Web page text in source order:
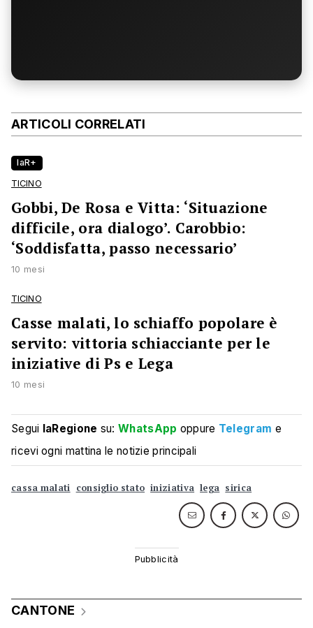
ARTICOLI CORRELATI
laR+
TICINO
Gobbi, De Rosa e Vitta: ‘Situazione
difficile, ora dialogo’. Carobbio:
‘Soddisfatta, passo necessario’
10 mesi
TICINO
Casse malati, lo schiaffo popolare è
servito: vittoria schiacciante per le
iniziative di Ps e Lega
10 mesi
Segui laRegione su:WhatsApp oppure Telegram e
ricevi ogni mattina le notizie principali
cassa malati consiglio stato iniziativa lega sirica
CANTONE